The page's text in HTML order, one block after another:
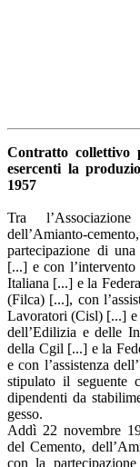
Contratto collettivo
esercenti la
1957
Tra
dell’Amianto-
partecipazione di
[...] e con l’intervento
Italiana [...] e la
(Filca) [...], con
Lavoratori (Cisl) [...] e
dell’Edilizia e delle
della Cgil [...] e la
e con l’assistenza
stipulato il seguente
dipendenti da
gesso.
Addì 22 novembre
del Cemento,
con la